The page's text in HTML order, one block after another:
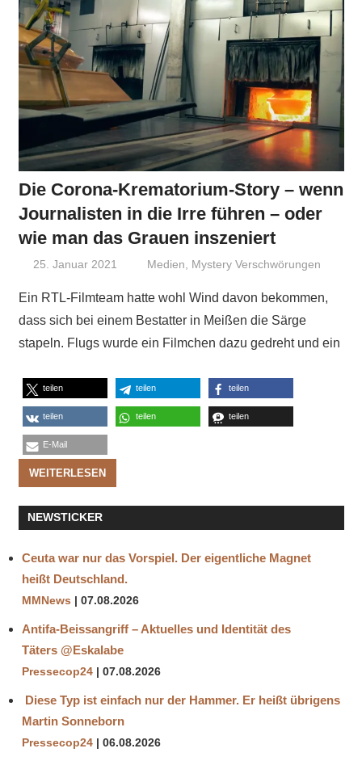
Die Corona-Krematorium-Story – wenn
Journalisten in die Irre führen – oder
wie man das Grauen inszeniert
25. Januar 2021 Niki Vogt
Medien Mystery Verschwörungen
Ein RTL-Filmteam hatte wohl Wind davon bekommen,
dass sich bei einem Bestatter in Meißen die Särge
stapeln. Flugs wurde ein Filmchen dazu gedreht und ein
teilen teilen teilen
teilen teilen teilen
E-Mail
WEITERLESEN
NEWSTICKER
Ceuta war nur das Vorspiel. Der eigentliche Magnet
heißt Deutschland.
MMNews 07.08.2026
Antifa-Beissangriff – Aktuelles und Identität des
Täters ‪@Eskalabe‬
Pressecop24 07.08.2026
Diese Typ ist einfach nur der Hammer. Er heißt übrigens
Martin Sonneborn
Pressecop24 06.08.2026